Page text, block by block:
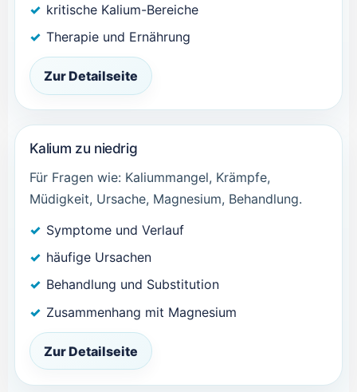
kritische Kalium-Bereiche
Therapie und Ernährung
Zur Detailseite
Kalium zu niedrig
Für Fragen wie: Kaliummangel, Krämpfe,
Müdigkeit, Ursache, Magnesium, Behandlung.
Symptome und Verlauf
häufige Ursachen
Behandlung und Substitution
Zusammenhang mit Magnesium
Zur Detailseite